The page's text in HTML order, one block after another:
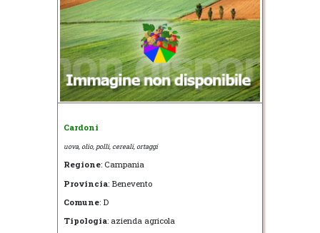
Cardoni
uova, olio, polli, cereali, ortaggi
Regione: Campania
Provincia: Benevento
Comune: D
Tipologia: azienda agricola